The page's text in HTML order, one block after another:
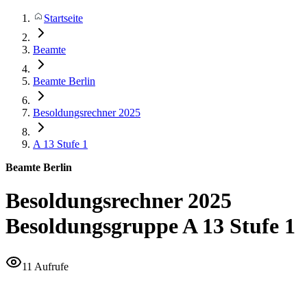
Startseite
Beamte
Beamte Berlin
Besoldungsrechner 2025
A 13 Stufe 1
Beamte Berlin
Besoldungsrechner 2025
Besoldungsgruppe A 13 Stufe 1
11 Aufrufe